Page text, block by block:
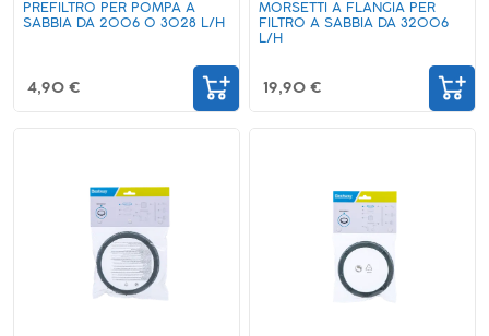
PREFILTRO PER POMPA A
SABBIA DA 2006 O 3028 L/H
4,90 €
MORSETTI A FLANGIA PER
FILTRO A SABBIA DA 32006
L/H
19,90 €